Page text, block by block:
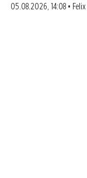
05.08.2026, 14:08 •